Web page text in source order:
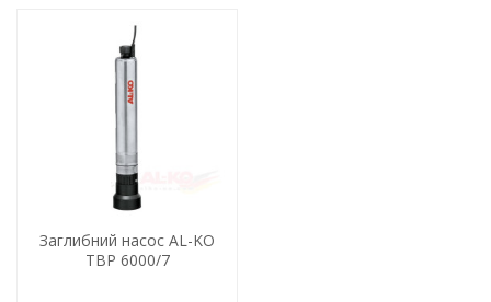
Заглибний насос AL-KO
ТВР 6000/7